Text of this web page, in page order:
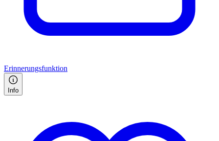
Erinnerungsfunktion
Info